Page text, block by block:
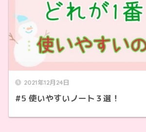
2021年12月24日
#5 使いやすいノート３選！